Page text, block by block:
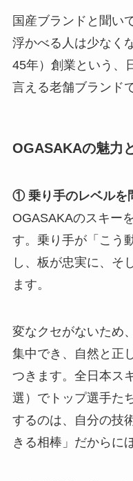
国産ブランドと聞い
浮かべる人は少なく
45年）創業という、
言える老舗ブランド
OGASAKAの魅力
① 乗り手のレベルを
OGASAKAのスキー
す。乗り手が「こう
し、板が忠実に、そ
ます。
変なクセがないため
集中でき、自然と正
つきます。全日本ス
選）でトップ選手た
するのは、自分の技
きる相棒」だからに